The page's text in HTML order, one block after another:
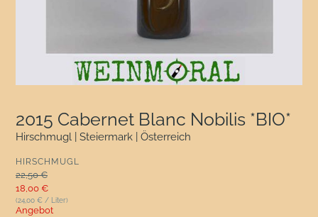
2015 Cabernet Blanc Nobilis *BIO*
Hirschmugl | Steiermark | Österreich
VERKÄUFER
HIRSCHMUGL
Normaler Preis
22,50 €
Sonderpreis
18,00 €
(24,00 € / Liter)
Angebot